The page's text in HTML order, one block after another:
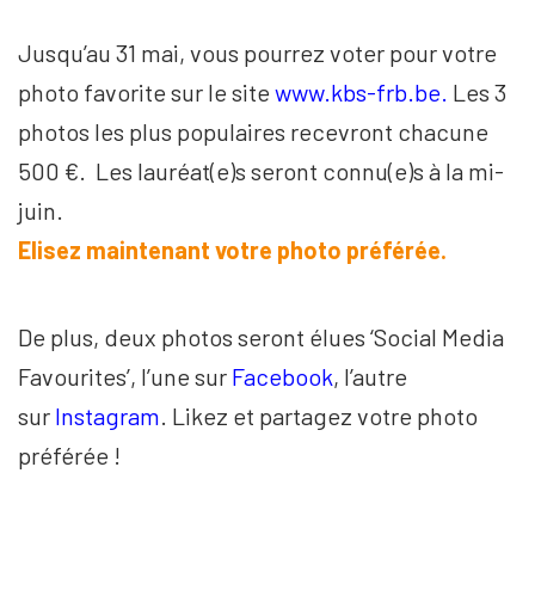
Jusqu’au 31 mai, vous pourrez voter pour votre
photo favorite sur le site www.kbs-frb.be Les 3
photos les plus populaires recevront chacune
500 €. Les lauréat(e)s seront connu(e)s à la mi-
juin.
Elisez maintenant votre photo préférée.
De plus, deux photos seront élues ‘Social Media
Favourites’, l’une sur Facebook, l’autre
sur Instagram . Likez et partagez votre photo
préférée !